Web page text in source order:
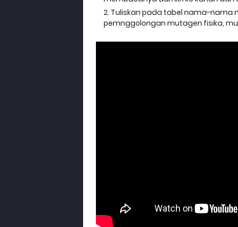
Tuliskan pada tabel nama-nama
pemnggolongan mutagen fisika,